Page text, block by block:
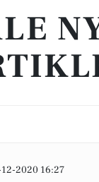
12-2020 16:27